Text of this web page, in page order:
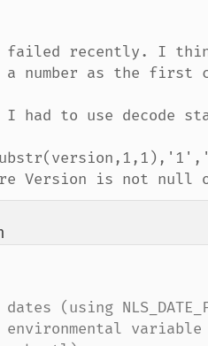
failed recently. I
a number as the first
to use decode
where Version is not
(using
environmental